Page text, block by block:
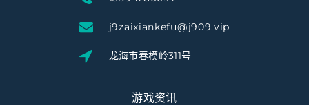
j9zaixiankefu@j909.vip
龙海市春模岭311号
游戏资讯